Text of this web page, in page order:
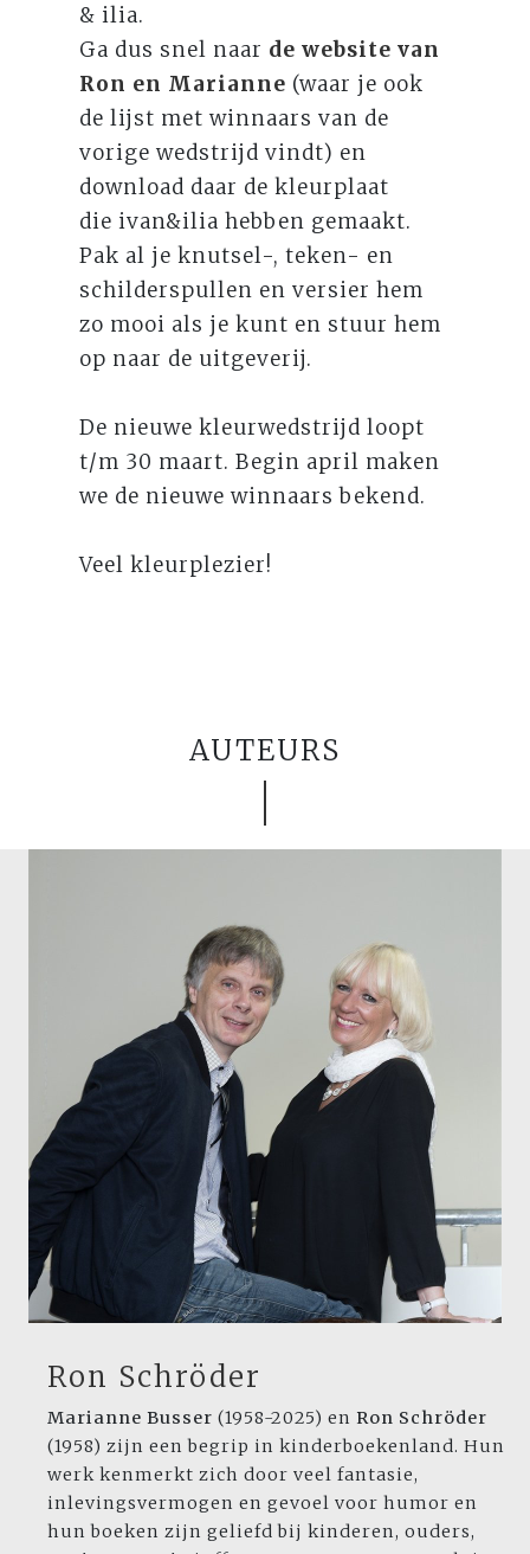
& ilia. ⁠
Ga dus snel naar de website van
Ron en Marianne (waar je ook
de lijst met winnaars van de
vorige wedstrijd vindt) en
download daar de kleurplaat
die ivan&ilia hebben gemaakt.
Pak al je knutsel-, teken- en
schilderspullen en versier hem
zo mooi als je kunt en stuur hem
op naar de uitgeverij.
De nieuwe kleurwedstrijd loopt
t/m 30 maart. Begin april maken
we de nieuwe winnaars bekend.
Veel kleurplezier!
AUTEURS
Ron Schröder
Marianne Busser (1958-2025) en Ron Schröder
(1958) zijn een begrip in kinderboekenland. Hun
werk kenmerkt zich door veel fantasie,
inlevingsvermogen en gevoel voor humor en
hun boeken zijn geliefd bij kinderen, ouders,